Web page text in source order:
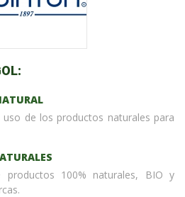
de los productos naturales para
productos 100% naturales, BIO y